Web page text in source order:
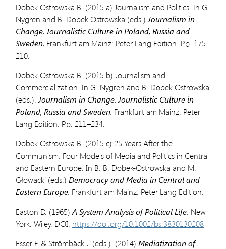
Dobek-Ostrowska B. (2015 a) Journalism and Politics. In G.
Nygren and B. Dobek-Ostrowska (eds.) Journalism in
Change. Journalistic Culture in Poland, Russia and
Sweden. Frankfurt am Mainz: Peter Lang Edition. Pp. 175–
210.
Dobek-Ostrowska B. (2015 b) Journalism and
Commercialization. In G. Nygren and B. Dobek-Ostrowska
(eds.). Journalism in Change. Journalistic Culture in
Poland, Russia and Sweden. Frankfurt am Mainz: Peter
Lang Edition. Pp. 211–234.
Dobek-Ostrowska B. (2015 c) 25 Years After the
Communism: Four Models of Media and Politics in Central
and Eastern Europe. In B. B. Dobek-Ostrowska and M.
Głowacki (eds.) Democracy and Media in Central and
Eastern Europe. Frankfurt am Mainz: Peter Lang Edition.
Easton D. (1965) A System Analysis of Political Life . New
York: Wiley. DOI: https://doi.org/10.1002/bs.3830130208
Esser F. & Strömbäck J. (eds.). (2014) Mediatization of